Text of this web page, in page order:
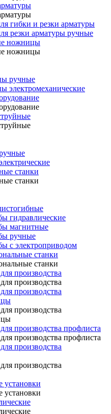
гибки и резки арматуры
резки арматуры ручные
ножницы
ножницы
ручные
электромеханические
станки
станки
гидравлические
магнитные
ручные
с электроприводом
станки
станки
производства
производства
производства
производства
производства профлиста
производства профлиста
производства
производства
установки
установки